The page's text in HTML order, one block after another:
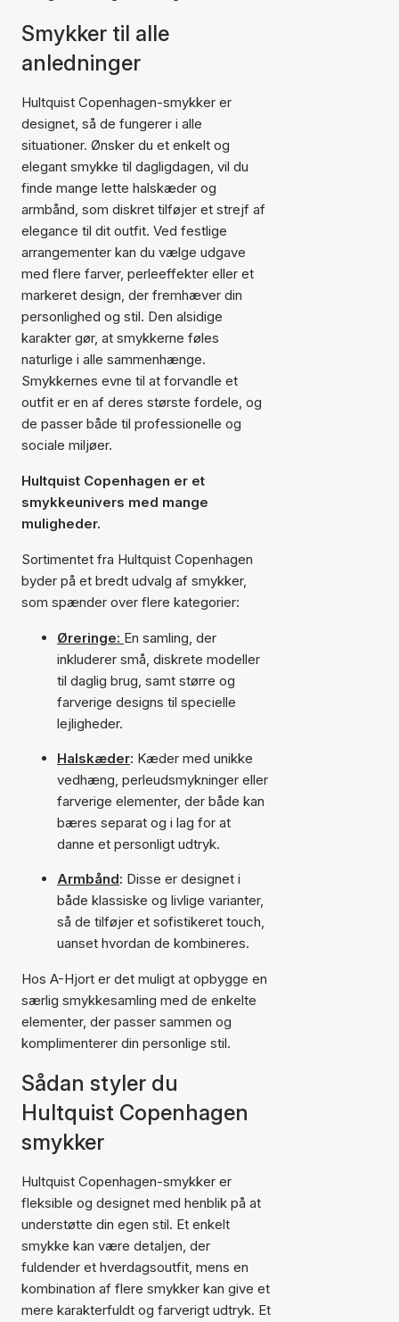
Smykker til alle
anledninger
Hultquist Copenhagen-smykker er
designet, så de fungerer i alle
situationer. Ønsker du et enkelt og
elegant smykke til dagligdagen, vil du
finde mange lette halskæder og
armbånd, som diskret tilføjer et strejf af
elegance til dit outfit. Ved festlige
arrangementer kan du vælge udgave
med flere farver, perleeffekter eller et
markeret design, der fremhæver din
personlighed og stil. Den alsidige
karakter gør, at smykkerne føles
naturlige i alle sammenhænge.
Smykkernes evne til at forvandle et
outfit er en af deres største fordele, og
de passer både til professionelle og
sociale miljøer.
Hultquist Copenhagen er et
smykkeunivers med mange
muligheder.
Sortimentet fra Hultquist Copenhagen
byder på et bredt udvalg af smykker,
som spænder over flere kategorier:
Øreringe: En samling, der
inkluderer små, diskrete modeller
til daglig brug, samt større og
farverige designs til specielle
lejligheder.
Halskæder: Kæder med unikke
vedhæng, perleudsmykninger eller
farverige elementer, der både kan
bæres separat og i lag for at
danne et personligt udtryk.
Armbånd: Disse er designet i
både klassiske og livlige varianter,
så de tilføjer et sofistikeret touch,
uanset hvordan de kombineres.
Hos A-Hjort er det muligt at opbygge en
særlig smykkesamling med de enkelte
elementer, der passer sammen og
komplimenterer din personlige stil.
Sådan styler du
Hultquist Copenhagen
smykker
Hultquist Copenhagen-smykker er
fleksible og designet med henblik på at
understøtte din egen stil. Et enkelt
smykke kan være detaljen, der
fuldender et hverdagsoutfit, mens en
kombination af flere smykker kan give et
mere karakterfuldt og farverigt udtryk. Et